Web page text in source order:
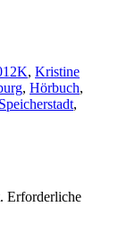
K, Kristine
, Hörbuch,
,
Erforderliche